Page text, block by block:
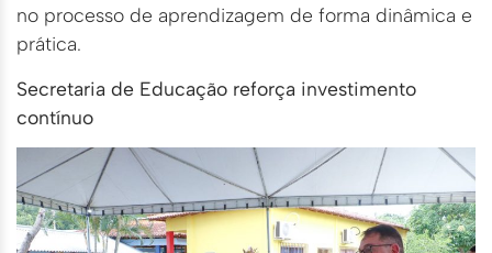
no processo de aprendizagem de forma dinâmica e
prática.
Secretaria de Educação reforça investimento
contínuo